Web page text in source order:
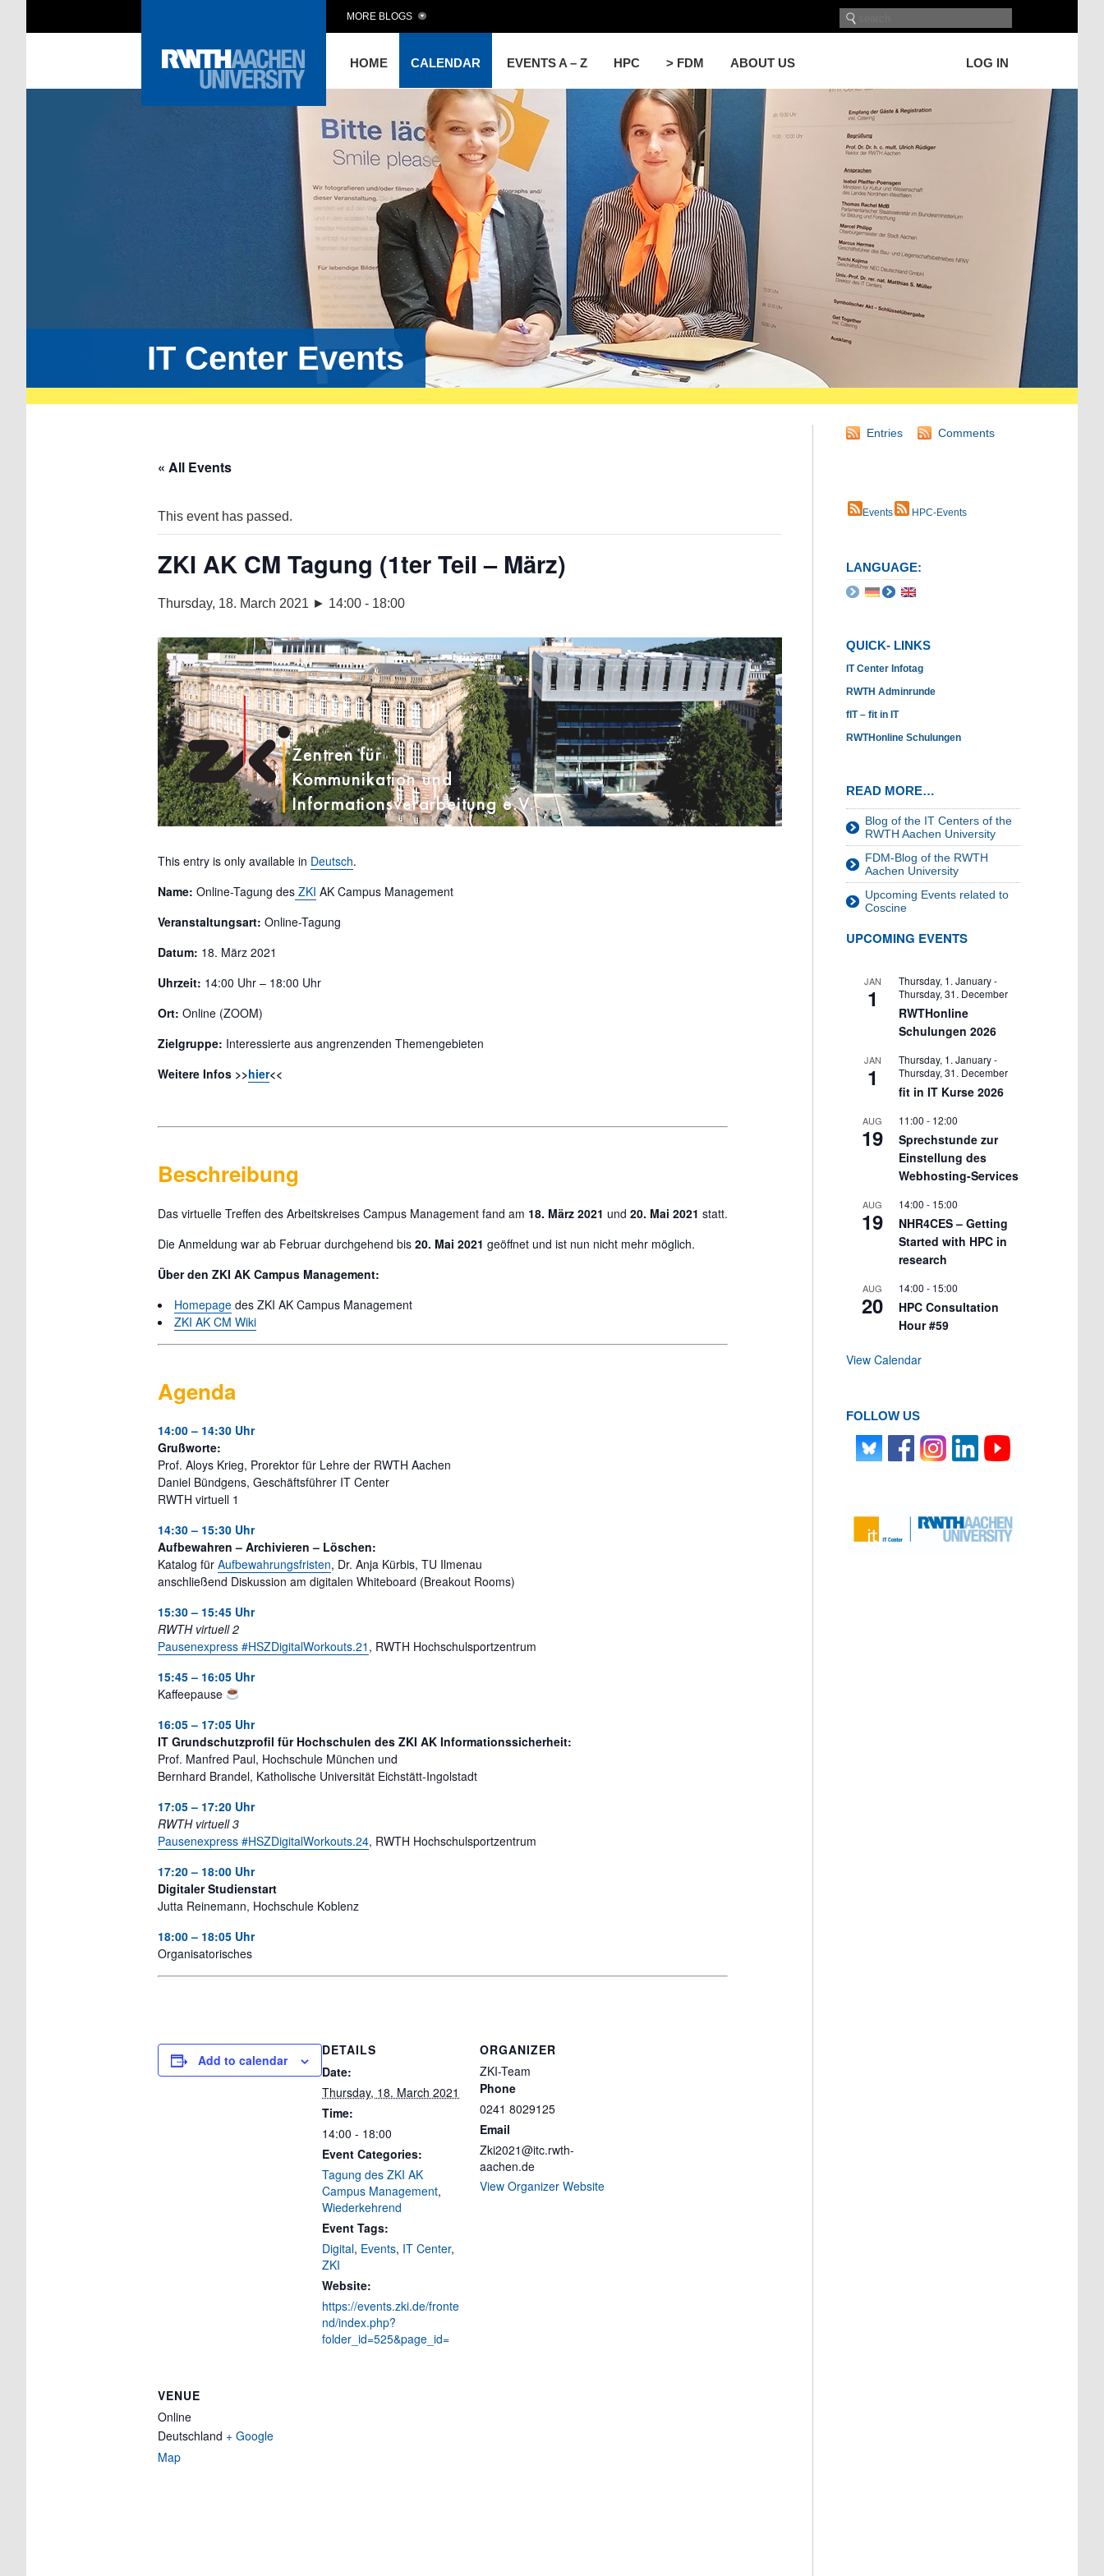
HOME CALENDAR EVENTS A – Z HPC > FDM ABOUT US LOG IN
MORE BLOGS
IT Center Events
« All Events
This event has passed.
ZKI AK CM Tagung (1ter Teil – März)
Thursday, 18. March 2021 ► 14:00 - 18:00
This entry is only available in Deutsch.
Name: Online-Tagung des ZKI AK Campus Management
Veranstaltungsart: Online-Tagung
Datum: 18. März 2021
Uhrzeit: 14:00 Uhr – 18:00 Uhr
Ort: Online (ZOOM)
Zielgruppe: Interessierte aus angrenzenden Themengebieten
Weitere Infos >>hier<<
Beschreibung
Das virtuelle Treffen des Arbeitskreises Campus Management fand am 18. März 2021 und 20. Mai 2021 statt.
Die Anmeldung war ab Februar durchgehend bis 20. Mai 2021 geöffnet und ist nun nicht mehr möglich.
Über den ZKI AK Campus Management:
Homepage des ZKI AK Campus Management
ZKI AK CM Wiki
Agenda
14:00 – 14:30 Uhr
Grußworte:
Prof. Aloys Krieg, Prorektor für Lehre der RWTH Aachen
Daniel Bündgens, Geschäftsführer IT Center
RWTH virtuell 1
14:30 – 15:30 Uhr
Aufbewahren – Archivieren – Löschen:
Katalog für Aufbewahrungsfristen, Dr. Anja Kürbis, TU Ilmenau
anschließend Diskussion am digitalen Whiteboard (Breakout Rooms)
15:30 – 15:45 Uhr
RWTH virtuell 2
Pausenexpress #HSZDigitalWorkouts​.21 , RWTH Hochschulsportzentrum
15:45 – 16:05 Uhr
Kaffeepause
16:05 – 17:05 Uhr
IT Grundschutzprofil für Hochschulen des ZKI AK Informationssicherheit:
Prof. Manfred Paul, Hochschule München und
Bernhard Brandel, Katholische Universität Eichstätt-Ingolstadt
17:05 – 17:20 Uhr
RWTH virtuell 3
Pausenexpress #HSZDigitalWorkouts​.24, RWTH Hochschulsportzentrum
17:20 – 18:00 Uhr
Digitaler Studienstart
Jutta Reinemann, Hochschule Koblenz
18:00 – 18:05 Uhr
Organisatorisches
Add to calendar
DETAILS
Date:
Thursday, 18. March 2021
Time:
14:00 - 18:00
Event Categories:
Tagung des ZKI AK
Campus Management,
Wiederkehrend
Event Tags:
Digital, Events, IT Center,
ZKI
Website:
https://events.zki.de/fronte
nd/index.php?
folder_id=525&page_id=
ORGANIZER
ZKI-Team
Phone
0241 8029125
Email
Zki2021@itc.rwth-
aachen.de
View Organizer Website
VENUE
Online
Deutschland + Google
Map
Entries Comments
Events HPC-Events
LANGUAGE:
QUICK- LINKS
IT Center Infotag
RWTH Adminrunde
fIT – fit in IT
RWTHonline Schulungen
READ MORE…
Blog of the IT Centers of the
RWTH Aachen University
FDM-Blog of the RWTH
Aachen University
Upcoming Events related to
Coscine
UPCOMING EVENTS
JAN
1
Thursday, 1. January-
Thursday, 31. December
RWTHonline
Schulungen 2026
JAN
1
Thursday, 1. January-
Thursday, 31. December
fit in IT Kurse 2026
AUG
19
11:00 - 12:00
Sprechstunde zur
Einstellung des
Webhosting-Services
AUG
19
14:00 - 15:00
NHR4CES – Getting
Started with HPC in
research
AUG
20
14:00 - 15:00
HPC Consultation
Hour #59
View Calendar
FOLLOW US